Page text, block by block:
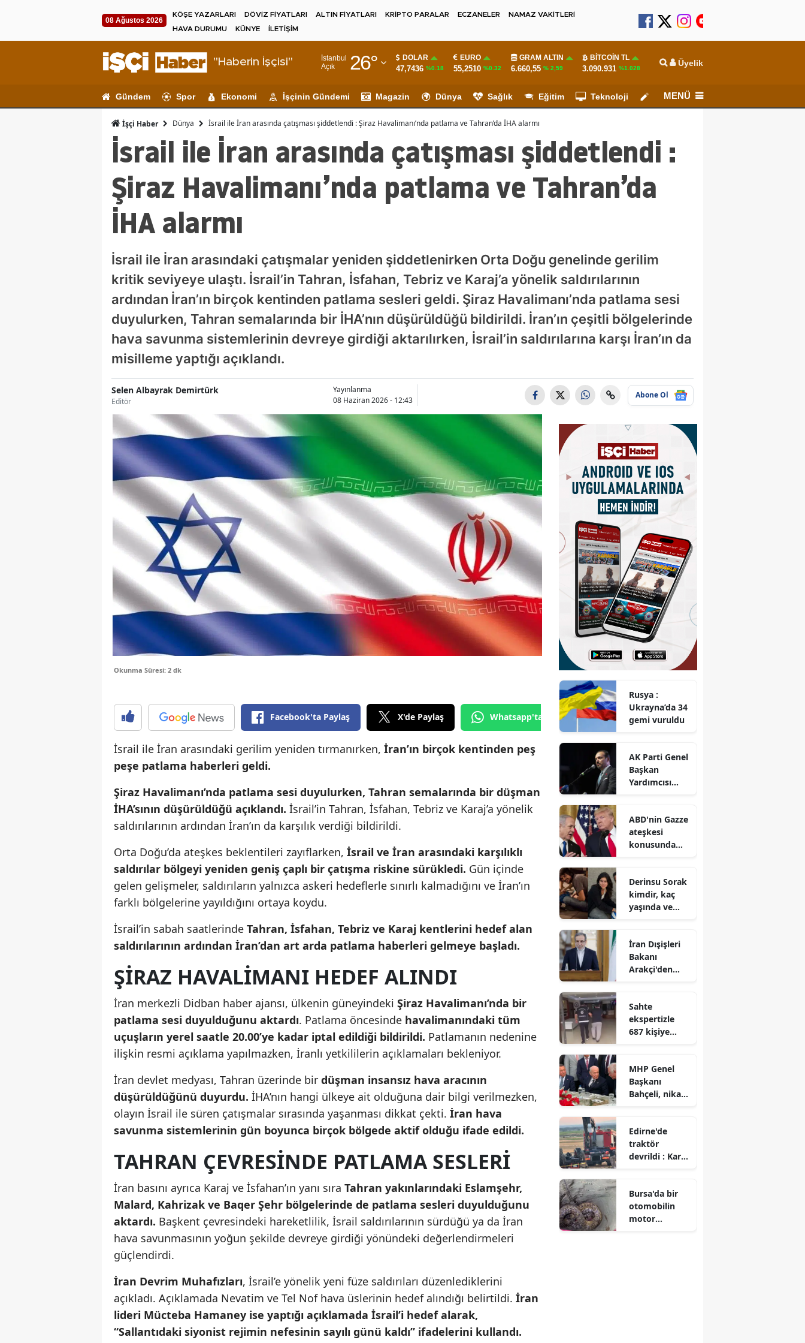
08 Ağustos 2026
KÖŞE YAZARLARI DÖVİZ FİYATLARI ALTIN FİYATLARI KRİPTO PARALAR ECZANELER
NAMAZ VAKİTLERİ
HAVA DURUMU
KÜNYE İLETİŞİM
"Haberin İşçisi"
İstanbul
Açık
26°
Adıyaman
Ağrı
Ankara
Antalya
Balıkesir
Bilecik
Bingöl
Burdur
Bursa
Çanakkale
Çankırı
Çorum
Denizli
Diyarbakır
Edirne
Elazığ
Erzincan
Erzurum
Eskişehir
Gümüşhane
Hakkari
Isparta
Mersin
İstanbul
İzmir
Kayseri
Kırklareli
Kocaeli
Konya
Malatya
Manisa
Mardin
Muğla
Muş
Nevşehir
Ordu
Rize
Sakarya
DOLAR
47,7436 %0.18
EURO
55,2510 %0.32
GRAM ALTIN
6.660,55 % 2,59
BITCOIN TL
3.090.931 %1.028 Üyelik
Gündem Spor Ekonomi İşçinin Gündemi Magazin Dünya Sağlık Eğitim Teknoloji Köşe Yazarları
MENÜ
İşçi Haber Dünya İsrail ile İran arasında çatışması şiddetlendi : Şiraz Havalimanı’nda patlama ve Tahran’da İHA alarmı
İsrail ile İran arasında çatışması şiddetlendi :
Şiraz Havalimanı’nda patlama ve Tahran’da
İHA alarmı
İsrail ile İran arasındaki çatışmalar yeniden şiddetlenirken Orta Doğu genelinde gerilim
kritik seviyeye ulaştı. İsrail’in Tahran, İsfahan, Tebriz ve Karaj’a yönelik saldırılarının
ardından İran’ın birçok kentinden patlama sesleri geldi. Şiraz Havalimanı’nda patlama sesi
duyulurken, Tahran semalarında bir İHA’nın düşürüldüğü bildirildi. İran’ın çeşitli bölgelerinde
hava savunma sistemlerinin devreye girdiği aktarılırken, İsrail’in saldırılarına karşı İran’ın da
misilleme yaptığı açıklandı.
Selen Albayrak Demirtürk
Editör
Yayınlanma
08 Haziran 2026 - 12:43
Abone Ol
Okunma Süresi: 2 dk
Facebook'ta Paylaş X'de Paylaş Whatsapp'tan Gönder
İsrail ile İran arasındaki gerilim yeniden tırmanırken, İran’ın birçok kentinden peş
peşe patlama haberleri geldi.
Şiraz Havalimanı’nda patlama sesi duyulurken, Tahran semalarında bir düşman
İHA’sının düşürüldüğü açıklandı. İsrail’in Tahran, İsfahan, Tebriz ve Karaj’a yönelik
saldırılarının ardından İran’ın da karşılık verdiği bildirildi.
Orta Doğu’da ateşkes beklentileri zayıflarken, İsrail ve İran arasındaki karşılıklı
saldırılar bölgeyi yeniden geniş çaplı bir çatışma riskine sürükledi. Gün içinde
gelen gelişmeler, saldırıların yalnızca askeri hedeflerle sınırlı kalmadığını ve İran’ın
farklı bölgelerine yayıldığını ortaya koydu.
İsrail’in sabah saatlerinde Tahran, İsfahan, Tebriz ve Karaj kentlerini hedef alan
saldırılarının ardından İran’dan art arda patlama haberleri gelmeye başladı.
ŞIRAZ HAVALIMANI HEDEF ALINDI
İran merkezli Didban haber ajansı, ülkenin güneyindeki Şiraz Havalimanı’nda bir
patlama sesi duyulduğunu aktardı. Patlama öncesinde havalimanındaki tüm
uçuşların yerel saatle 20.00’ye kadar iptal edildiği bildirildi. Patlamanın nedenine
ilişkin resmi açıklama yapılmazken, İranlı yetkililerin açıklamaları bekleniyor.
İran devlet medyası, Tahran üzerinde bir düşman insansız hava aracının
düşürüldüğünü duyurdu. İHA’nın hangi ülkeye ait olduğuna dair bilgi verilmezken,
olayın İsrail ile süren çatışmalar sırasında yaşanması dikkat çekti. İran hava
savunma sistemlerinin gün boyunca birçok bölgede aktif olduğu ifade edildi.
TAHRAN ÇEVRESINDE PATLAMA SESLERI
İran basını ayrıca Karaj ve İsfahan’ın yanı sıra Tahran yakınlarındaki Eslamşehr,
Malard, Kahrizak ve Baqer Şehr bölgelerinde de patlama sesleri duyulduğunu
aktardı. Başkent çevresindeki hareketlilik, İsrail saldırılarının sürdüğü ya da İran
hava savunmasının yoğun şekilde devreye girdiği yönündeki değerlendirmeleri
güçlendirdi.
İran Devrim Muhafızları, İsrail’e yönelik yeni füze saldırıları düzenlediklerini
açıkladı. Açıklamada Nevatim ve Tel Nof hava üslerinin hedef alındığı belirtildi. İran
lideri Mücteba Hamaney ise yaptığı açıklamada İsrail’i hedef alarak,
“Sallantıdaki siyonist rejimin nefesinin sayılı günü kaldı” ifadelerini kullandı.
Rusya :
Ukrayna’da 34
gemi vuruldu
AK Parti Genel
Başkan
Yardımcısı
birliği uzak
değil, yakındır
ABD'nin Gazze
ateşkesi
konusunda
Derinsu Sorak
kimdir, kaç
yaşında ve
oynadı?
İran Dışişleri
Bakanı
Arakçi'den
Sahte
ekspertizle
687 kişiye
suç örgütü
çökertildi
MHP Genel
Başkanı
Bahçeli, nikah
Edirne'de
traktör
devrildi : Karı
Bursa'da bir
otomobilin
motor